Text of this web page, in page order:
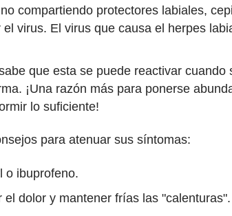
compartiendo protectores labiales,
virus. El virus que causa el herpes
que esta se puede reactivar cuando
¡Una razón más para ponerse
lo suficiente!
para atenuar sus síntomas:
o ibuprofeno.
dolor y mantener frías las "calenturas".